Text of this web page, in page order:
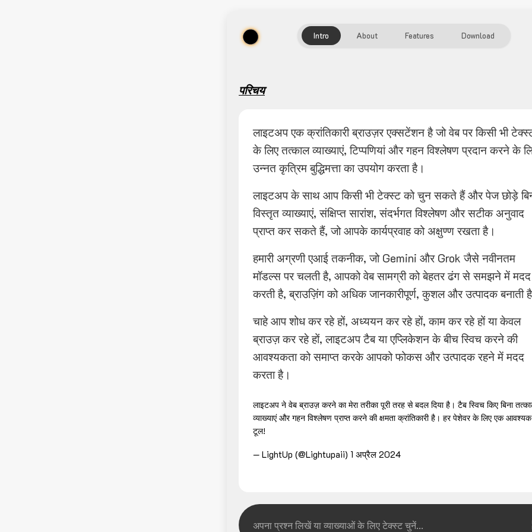
Intro About Features Download
परिचय
लाइटअप एक क्रांतिकारी ब्राउज़र एक्सटेंशन है जो वेब पर किसी भी
के लिए तत्काल व्याख्याएं, टिप्पणियां और गहन विश्लेषण प्रदान करने के
उन्नत कृत्रिम बुद्धिमत्ता का उपयोग करता है।
लाइटअप के साथ आप किसी भी टेक्स्ट को चुन सकते हैं और पेज छोड़े
विस्तृत व्याख्याएं, संक्षिप्त सारांश, संदर्भगत विश्लेषण और सटीक अनुवाद
प्राप्त कर सकते हैं, जो आपके कार्यप्रवाह को अक्षुण्ण रखता है।
हमारी अग्रणी एआई तकनीक, जो Gemini और Grok जैसे नवीनतम
मॉडल्स पर चलती है, आपको वेब सामग्री को बेहतर ढंग से समझने में मदद
करती है, ब्राउज़िंग को अधिक जानकारीपूर्ण, कुशल और उत्पादक बनाती
चाहे आप शोध कर रहे हों, अध्ययन कर रहे हों, काम कर रहे हों या केवल
ब्राउज़ कर रहे हों, लाइटअप टैब या एप्लिकेशन के बीच स्विच करने की
आवश्यकता को समाप्त करके आपको फोकस और उत्पादक रहने में मदद
करता है।
लाइटअप ने वेब ब्राउज़ करने का मेरा तरीका पूरी तरह से बदल दिया है। टैब स्विच किए बिना
व्याख्याएं और गहन विश्लेषण प्राप्त करने की क्षमता क्रांतिकारी है। हर पेशेवर के लिए एक आवश्यक
टूल!
— LightUp (@Lightupaii) 1 अप्रैल 2024